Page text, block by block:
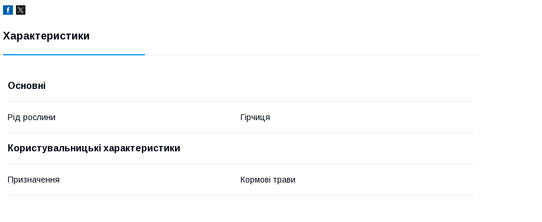
Характеристики
Основні
Рід рослини Гірчиця
Користувальницькі характеристики
Призначення Кормові трави